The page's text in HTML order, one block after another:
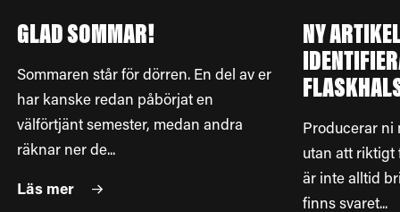
GLAD SOMMAR!
Sommaren står för dörren. En del av er
har kanske redan påbörjat en
välförtjänt semester, medan andra
räknar ner de...
Läs mer
NY
Producerar ni
utan att riktigt
är inte alltid
finns svaret...